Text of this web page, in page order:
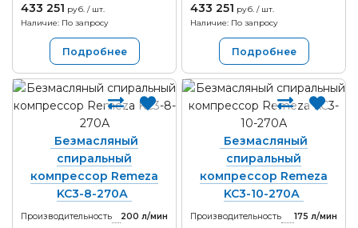
433 251 руб. / шт.
Наличие: По запросу
Подробнее
433 251 руб. / шт.
Наличие: По запросу
Подробнее
Безмасляный
спиральный
компрессор Remeza
KC3-8-270А
Производительность
200 л/мин
Безмасляный
спиральный
компрессор Remeza
KC3-10-270А
Производительность
175 л/мин